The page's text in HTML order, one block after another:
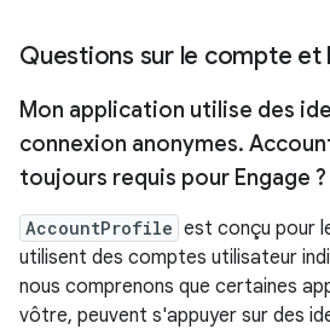
Questions sur le compte et
Mon application utilise des
connexion anonymes.
toujours requis pour Engage ?
AccountProfile est conçu pour
utilisent des comptes utilisateur
nous comprenons que certaines
vôtre, peuvent s'appuyer sur des